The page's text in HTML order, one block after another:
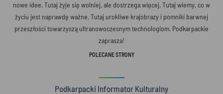
nowe idee. Tutaj żyje się wolniej, ale dostrzega więcej. Tutaj wiemy, co w
życiu jest naprawdę ważne. Tutaj urokliwe krajobrazy i pomniki barwnej
przeszłości towarzyszą ultranowoczesnym technologiom. Podkarpackie
zaprasza!
POLECANE STRONY
Podkarpacki Informator Kulturalny